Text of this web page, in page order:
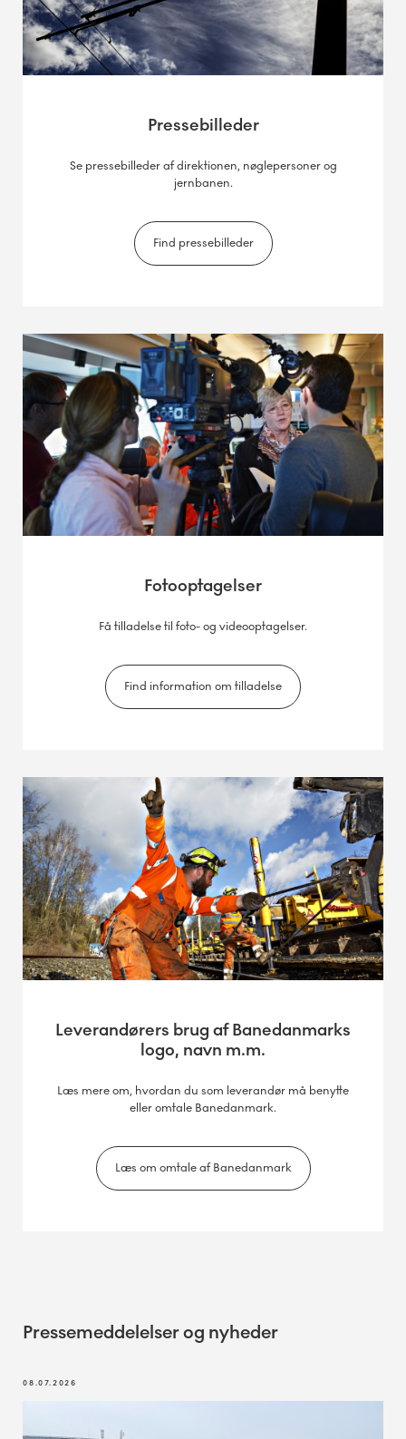
Pressebilleder
Se pressebilleder af direktionen, nøglepersoner og
jernbanen.
Find pressebilleder
Fotooptagelser
Få tilladelse til foto- og videooptagelser.
Find information om tilladelse
Leverandørers brug af Banedanmarks
logo, navn m.m.
Læs mere om, hvordan du som leverandør må benytte
eller omtale Banedanmark.
Læs om omtale af Banedanmark
Pressemeddelelser og nyheder
08.07.2026